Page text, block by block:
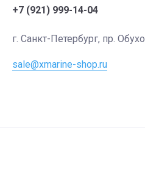
+7 (921) 999-14-04
г. Санкт-Петербург, пр.
sale@xmarine-shop.ru